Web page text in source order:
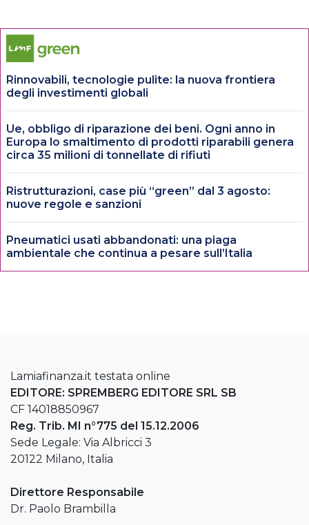
Rinnovabili, tecnologie pulite: la nuova frontiera
degli investimenti globali
Ue, obbligo di riparazione dei beni. Ogni anno in
Europa lo smaltimento di prodotti riparabili genera
circa 35 milioni di tonnellate di rifiuti
Ristrutturazioni, case più “green” dal 3 agosto:
nuove regole e sanzioni
Pneumatici usati abbandonati: una piaga
ambientale che continua a pesare sull’Italia
Lamiafinanza.it testata online
EDITORE: SPREMBERG EDITORE SRL SB
CF 14018850967
Reg. Trib. MI n°775 del 15.12.2006
Sede Legale: Via Albricci 3
20122 Milano, Italia
Direttore Responsabile
Dr. Paolo Brambilla